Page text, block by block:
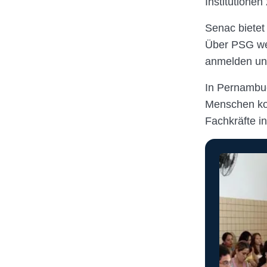
Senac
Über PSG
anmelden
In
Menschen
Fachkräfte